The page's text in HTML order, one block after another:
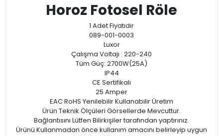
Horoz Fotosel Röle
1 Adet Fiyatıdır
089-001-0003
Luxor
Çalışma Voltajı : 220-240
Tüm Güç: 2700W(25A)
IP44
CE Sertifikalı
25 Amper
EAC RoHS Yenilebilir Kullanabilir Üretim
Ürün Teknik Ölçüleri Görsellerde Mevcuttur.
Bağlantısını Lütfen Bilirkişiler tarafından yaptırınız.
Ürünü Kullanmadan önce kullanım amacını belirleyip uygun